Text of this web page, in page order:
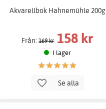
Akvarellbok Hahnemühle 200g
Från:169 kr 158 kr
I lager
Se alla